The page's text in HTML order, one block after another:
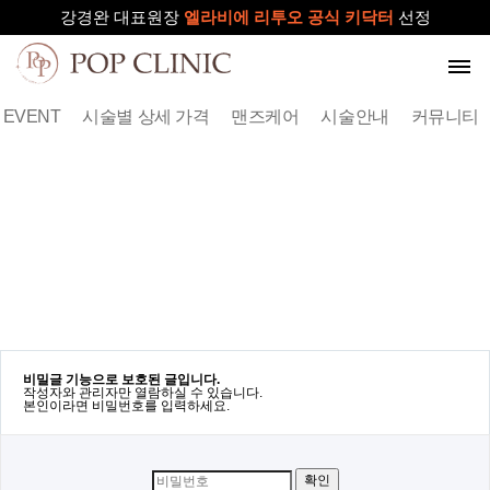
8월 15일(토)~17(월) 휴진
19년경력 대표원장이 엄선한이달의 이벤트
피부과를 고르는데 어려움을 겪는 분 들에게 드리는 말씀
당신의 피부를 위한단 하나의 VIP 멤버십
강경완 대표원장 엘라비에 리투오 공식 키닥터 선정
로그인 회원가입
맨즈 케어
시술별 상세 가격 맨즈케어 시술안내 커뮤니티
비밀글 기능으로 보호된 글입니다.
작성자와 관리자만 열람하실 수 있습니다.
본인이라면 비밀번호를 입력하세요.